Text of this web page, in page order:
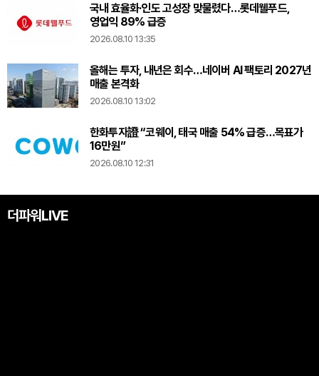
국내 효율화·인도 고성장 맞물렸다…롯데웰푸드,
영업익 89% 급증
2026.08.10 13:35
올해는 투자, 내년은 회수…네이버 AI 팩토리 2027년
매출 본격화
2026.08.10 13:02
한화투자證 “코웨이, 태국 매출 54% 급증…목표가
16만원”
2026.08.10 12:31
더파워LIVE